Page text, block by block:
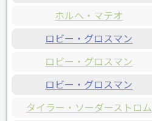
ホルヘ・マテオ
ロビー・グロスマン
ロビー・グロスマン
ロビー・グロスマン
タイラー・ソーダーストロム